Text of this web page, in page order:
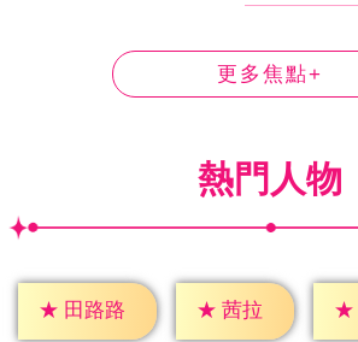
更多焦點+
熱門人物
★ 田路路 ★ 茜拉 ★